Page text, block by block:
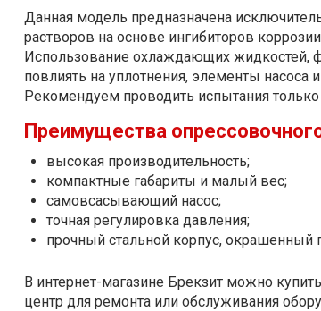
Данная модель предназначена
растворов на основе ингибиторов
Использование охлаждающих жидкостей,
повлиять на уплотнения, элементы насоса
Рекомендуем проводить испытания
Преимущества
высокая производительность;
компактные габариты и малый вес;
самовсасывающий насос;
точная регулировка давления;
прочный стальной корпус,
В интернет-магазине Брекзит можно
центр для ремонта или обслуживания